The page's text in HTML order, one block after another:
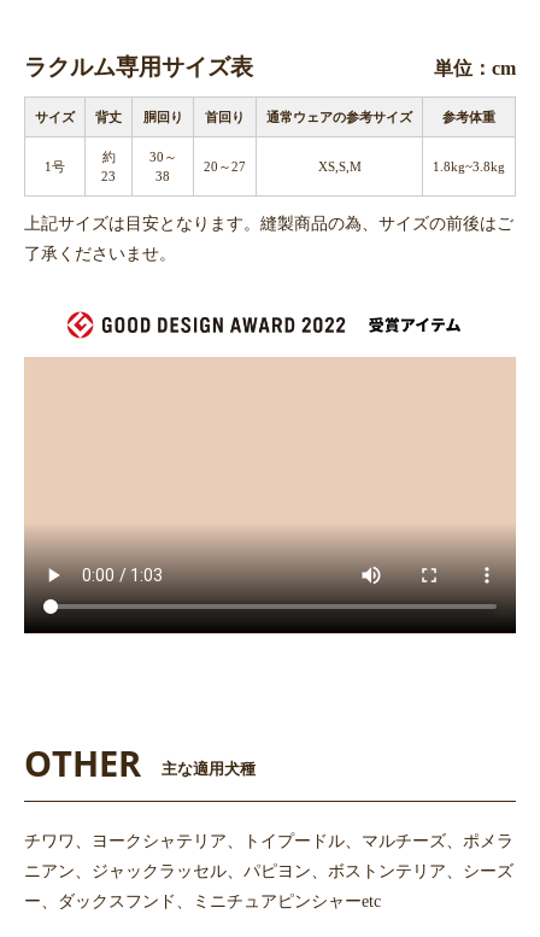
ラクルム専用サイズ表 単位：cm
サイズ 背丈 胴回り 首回り 通常ウェアの参考サイズ 参考体重
1号
約
23
30～
38
20～27 XS,S,M 1.8kg~3.8kg
上記サイズは目安となります。縫製商品の為、サイズの前後はご
了承くださいませ。
OTHER 主な適用犬種
チワワ、ヨークシャテリア、トイプードル、マルチーズ、ポメラ
ニアン、ジャックラッセル、パピヨン、ボストンテリア、シーズ
ー、ダックスフンド、ミニチュアピンシャーetc